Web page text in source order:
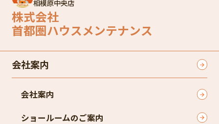
相模原中央店
株式会社
首都圏ハウスメンテナンス
会社案内
会社案内
ショールームのご案内